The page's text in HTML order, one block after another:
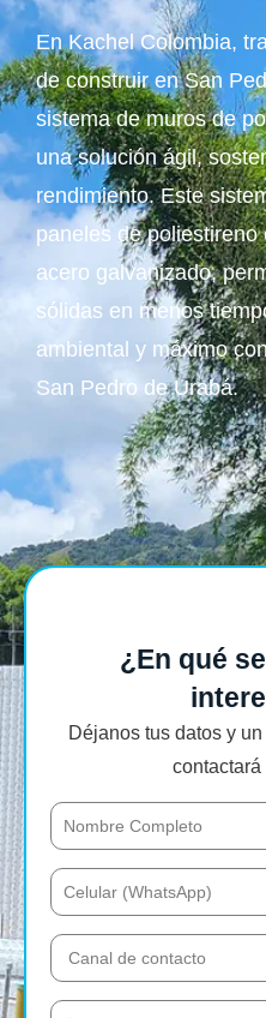
En Kachel Colombia,
de construir en San
sistema de muros de
una solución ágil,
rendimiento. Este
paneles de
acero galvanizado,
sólidas en menos
ambiental y máximo
San Pedro de Urabá.
¿En qué
Déjanos tus datos y
contactará